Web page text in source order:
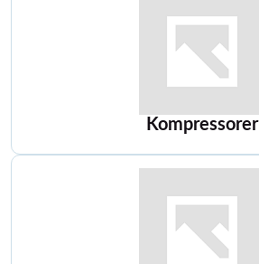
Kompressorer